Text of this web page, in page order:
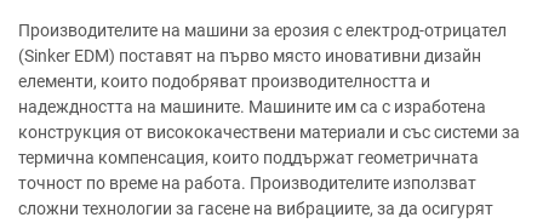
Производителите на машини за ерозия с електрод-отрицател
(Sinker EDM) поставят на първо място иновативни дизайн
елементи, които подобряват производителността и
надеждността на машините. Машините им са с изработена
конструкция от висококачествени материали и със системи за
термична компенсация, които поддържат геометричната
точност по време на работа. Производителите използват
сложни технологии за гасене на вибрациите, за да осигурят